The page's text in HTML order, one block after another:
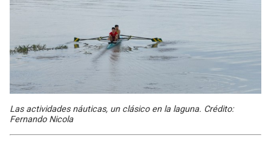
Las actividades náuticas, un clásico en la laguna. Crédito:
Fernando Nicola